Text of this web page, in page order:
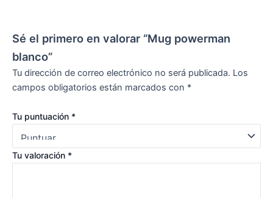
Sé el primero en valorar “Mug powerman
blanco”
Tu dirección de correo electrónico no será publicada. Los
campos obligatorios están marcados con *
Tu puntuación *
Tu valoración *